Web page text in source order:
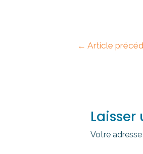
← Article
Votre